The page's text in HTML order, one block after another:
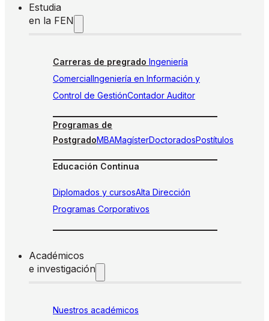
Estudia
en la FEN
Carreras de pregrado Ingeniería
ComercialIngeniería en Información y
Control de GestiónContador Auditor
Programas de
PostgradoMBAMagísterDoctoradosPostítulos
Educación Continua
Diplomados y cursosAlta Dirección
Programas Corporativos
Académicos
e investigación
Nuestros académicos